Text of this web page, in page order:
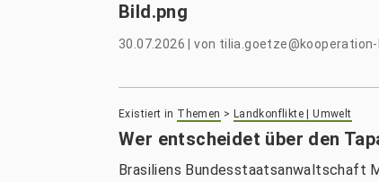
Bild.png
30.07.2026 |von
Existiert in Themen > Landkonflikte | Umwelt
Wer entscheidet über den
Brasiliens Bundesstaatsanwaltschaft